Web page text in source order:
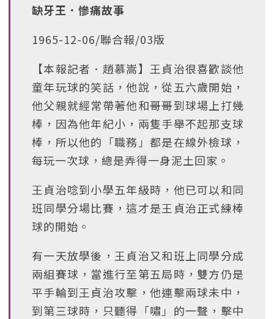
缺牙王．慘痛故事
1965-12-06/聯合報/03版
【本報記者．趙慕嵩】王貞治很喜歡談他
童年玩球的笑話，他說，從五六歲開始，
他父親就經常帶著他和哥哥到球場上打幾
棒，因為他年紀小，兩隻手舉不起那支球
棒，所以他的「職務」都是在線外檢球，
每玩一次球，總是弄得一身泥土回家。
王貞治唸到小學五年級時，他已可以和同
班同學分場比賽，這才是王貞治正式練棒
球的開始。
有一天放學後，王貞治又和班上同學分成
兩組賽球，當進行至第五局時，雙方仍是
平手輪到王貞治攻擊，他連擊兩球未中，
到第三球時，只聽得「嘯」的一聲，擊中